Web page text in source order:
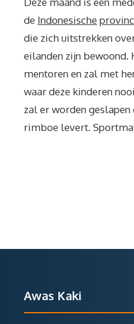
de Indonesische
die zich uitstrekken
eilanden zijn
mentoren en zal met
waar deze kinderen
zal er worden geslapen
rimboe levert.
Awas Kaki